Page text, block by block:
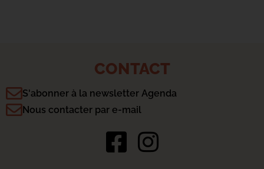
CONTACT
S'abonner à la newsletter Agenda
Nous contacter par e-mail